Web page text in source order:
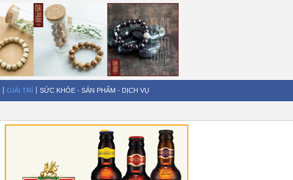
GIẢI TRÍ SỨC KHỎE - SẢN PHẨM - DỊCH VỤ